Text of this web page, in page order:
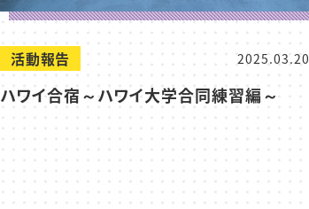
活動報告 2025.03.20
ハワイ合宿～ハワイ大学合同練習編～